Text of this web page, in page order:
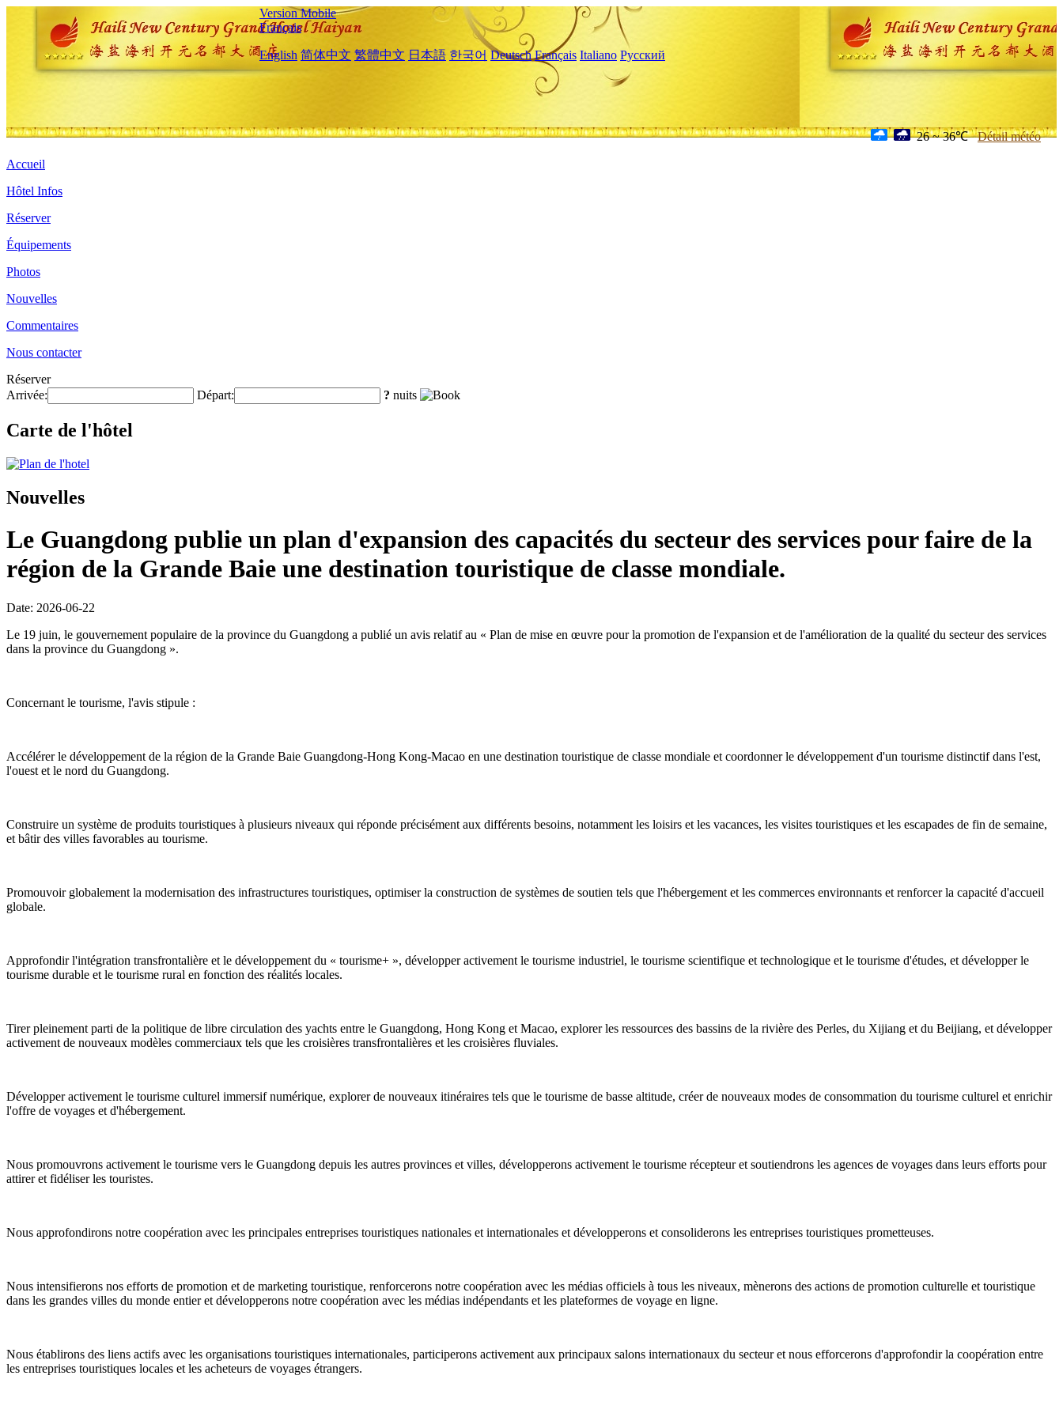
Version Mobile
Français
English 简体中文 繁體中文 日本語 한국어 Deutsch Français Italiano Русский
26 ~ 36℃ Détail météo
Accueil
Hôtel Infos
Réserver
Équipements
Photos
Nouvelles
Commentaires
Nous contacter
Réserver
Arrivée:
Départ: ? nuits
Carte de l'hôtel
Nouvelles
Le Guangdong publie un plan d'expansion des capacités du secteur des services pour faire de la
région de la Grande Baie une destination touristique de classe mondiale.
Date: 2026-06-22
Le 19 juin, le gouvernement populaire de la province du Guangdong a publié un avis relatif au « Plan de mise en œuvre pour la promotion de l'expansion et de l'amélioration de la qualité du secteur des services
dans la province du Guangdong ».
Concernant le tourisme, l'avis stipule :
Accélérer le développement de la région de la Grande Baie Guangdong-Hong Kong-Macao en une destination touristique de classe mondiale et coordonner le développement d'un tourisme distinctif dans l'est,
l'ouest et le nord du Guangdong.
Construire un système de produits touristiques à plusieurs niveaux qui réponde précisément aux différents besoins, notamment les loisirs et les vacances, les visites touristiques et les escapades de fin de semaine,
et bâtir des villes favorables au tourisme.
Promouvoir globalement la modernisation des infrastructures touristiques, optimiser la construction de systèmes de soutien tels que l'hébergement et les commerces environnants et renforcer la capacité d'accueil
globale.
Approfondir l'intégration transfrontalière et le développement du « tourisme+ », développer activement le tourisme industriel, le tourisme scientifique et technologique et le tourisme d'études, et développer le
tourisme durable et le tourisme rural en fonction des réalités locales.
Tirer pleinement parti de la politique de libre circulation des yachts entre le Guangdong, Hong Kong et Macao, explorer les ressources des bassins de la rivière des Perles, du Xijiang et du Beijiang, et développer
activement de nouveaux modèles commerciaux tels que les croisières transfrontalières et les croisières fluviales.
Développer activement le tourisme culturel immersif numérique, explorer de nouveaux itinéraires tels que le tourisme de basse altitude, créer de nouveaux modes de consommation du tourisme culturel et enrichir
l'offre de voyages et d'hébergement.
Nous promouvrons activement le tourisme vers le Guangdong depuis les autres provinces et villes, développerons activement le tourisme récepteur et soutiendrons les agences de voyages dans leurs efforts pour
attirer et fidéliser les touristes.
Nous approfondirons notre coopération avec les principales entreprises touristiques nationales et internationales et développerons et consoliderons les entreprises touristiques prometteuses.
Nous intensifierons nos efforts de promotion et de marketing touristique, renforcerons notre coopération avec les médias officiels à tous les niveaux, mènerons des actions de promotion culturelle et touristique
dans les grandes villes du monde entier et développerons notre coopération avec les médias indépendants et les plateformes de voyage en ligne.
Nous établirons des liens actifs avec les organisations touristiques internationales, participerons activement aux principaux salons internationaux du secteur et nous efforcerons d'approfondir la coopération entre
les entreprises touristiques locales et les acheteurs de voyages étrangers.